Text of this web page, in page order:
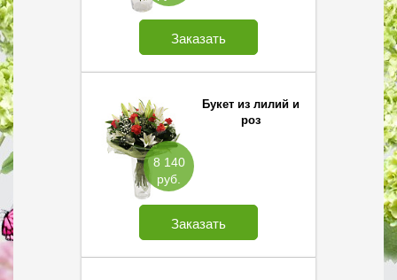
Заказать
8 140
руб.
Букет из лилий и
роз
Заказать